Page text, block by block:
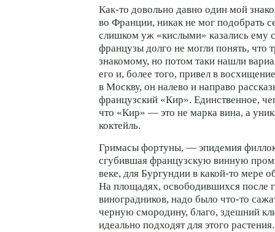
Как-то довольно давно один мой
во Франции, никак не мог подобрать
слишком уж «кислыми» казались ему
французы долго не могли понять, что
знакомому, но потом таки нашли
его и, более того, привел в
в Москву, он налево и направо
французский «Кир». Единственное,
что «Кир» — это не марка вина, а
коктейль.
Гримасы фортуны, — эпидемия
сгубившая французскую винную
веке, для Бургундии в какой-то мере
На площадях, освободившихся после
виноградников, надо было что-то
черную смородину, благо, здешний
идеально подходят для этого растения.